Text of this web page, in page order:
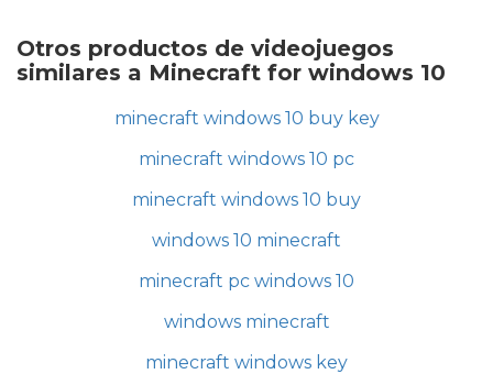
Otros productos de videojuegos
similares a Minecraft for windows 10
minecraft windows 10 buy key
minecraft windows 10 pc
minecraft windows 10 buy
windows 10 minecraft
minecraft pc windows 10
windows minecraft
minecraft windows key